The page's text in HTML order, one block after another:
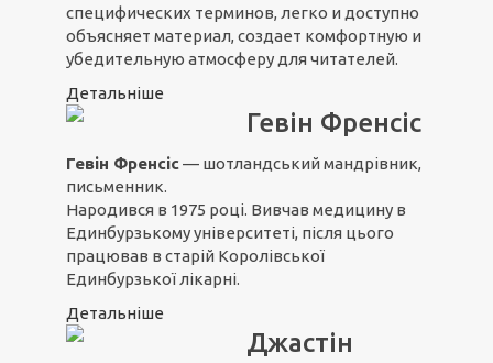
специфических терминов, легко и доступно
объясняет материал, создает комфортную и
убедительную атмосферу для читателей.
Детальніше
Гевін Френсіс
Гевін Френсіс— шотландський мандрівник,
письменник.
Народився в 1975 році. Вивчав медицину в
Единбурзькому університеті, після цього
працював в старій Королівської
Единбурзької лікарні.
Детальніше
Джастін